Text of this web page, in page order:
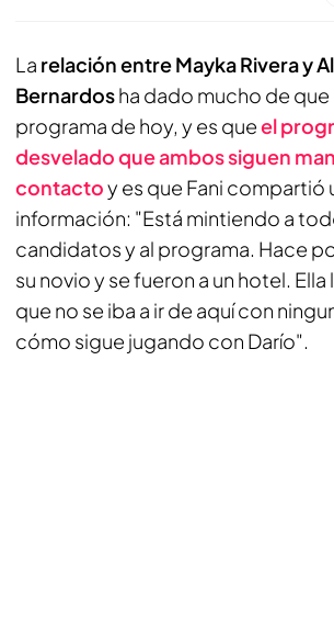
La relación entre Mayka Rivera y
Bernardosha dado mucho de que
programa de hoy, y es queel
desvelado que ambos siguen
contactoy es que Fani compartió
información: "Está mintiendo a
candidatos y al programa. Hace
su novio y se fueron a un hotel.
que no se iba a ir de aquí con
cómo sigue jugando con Darío".